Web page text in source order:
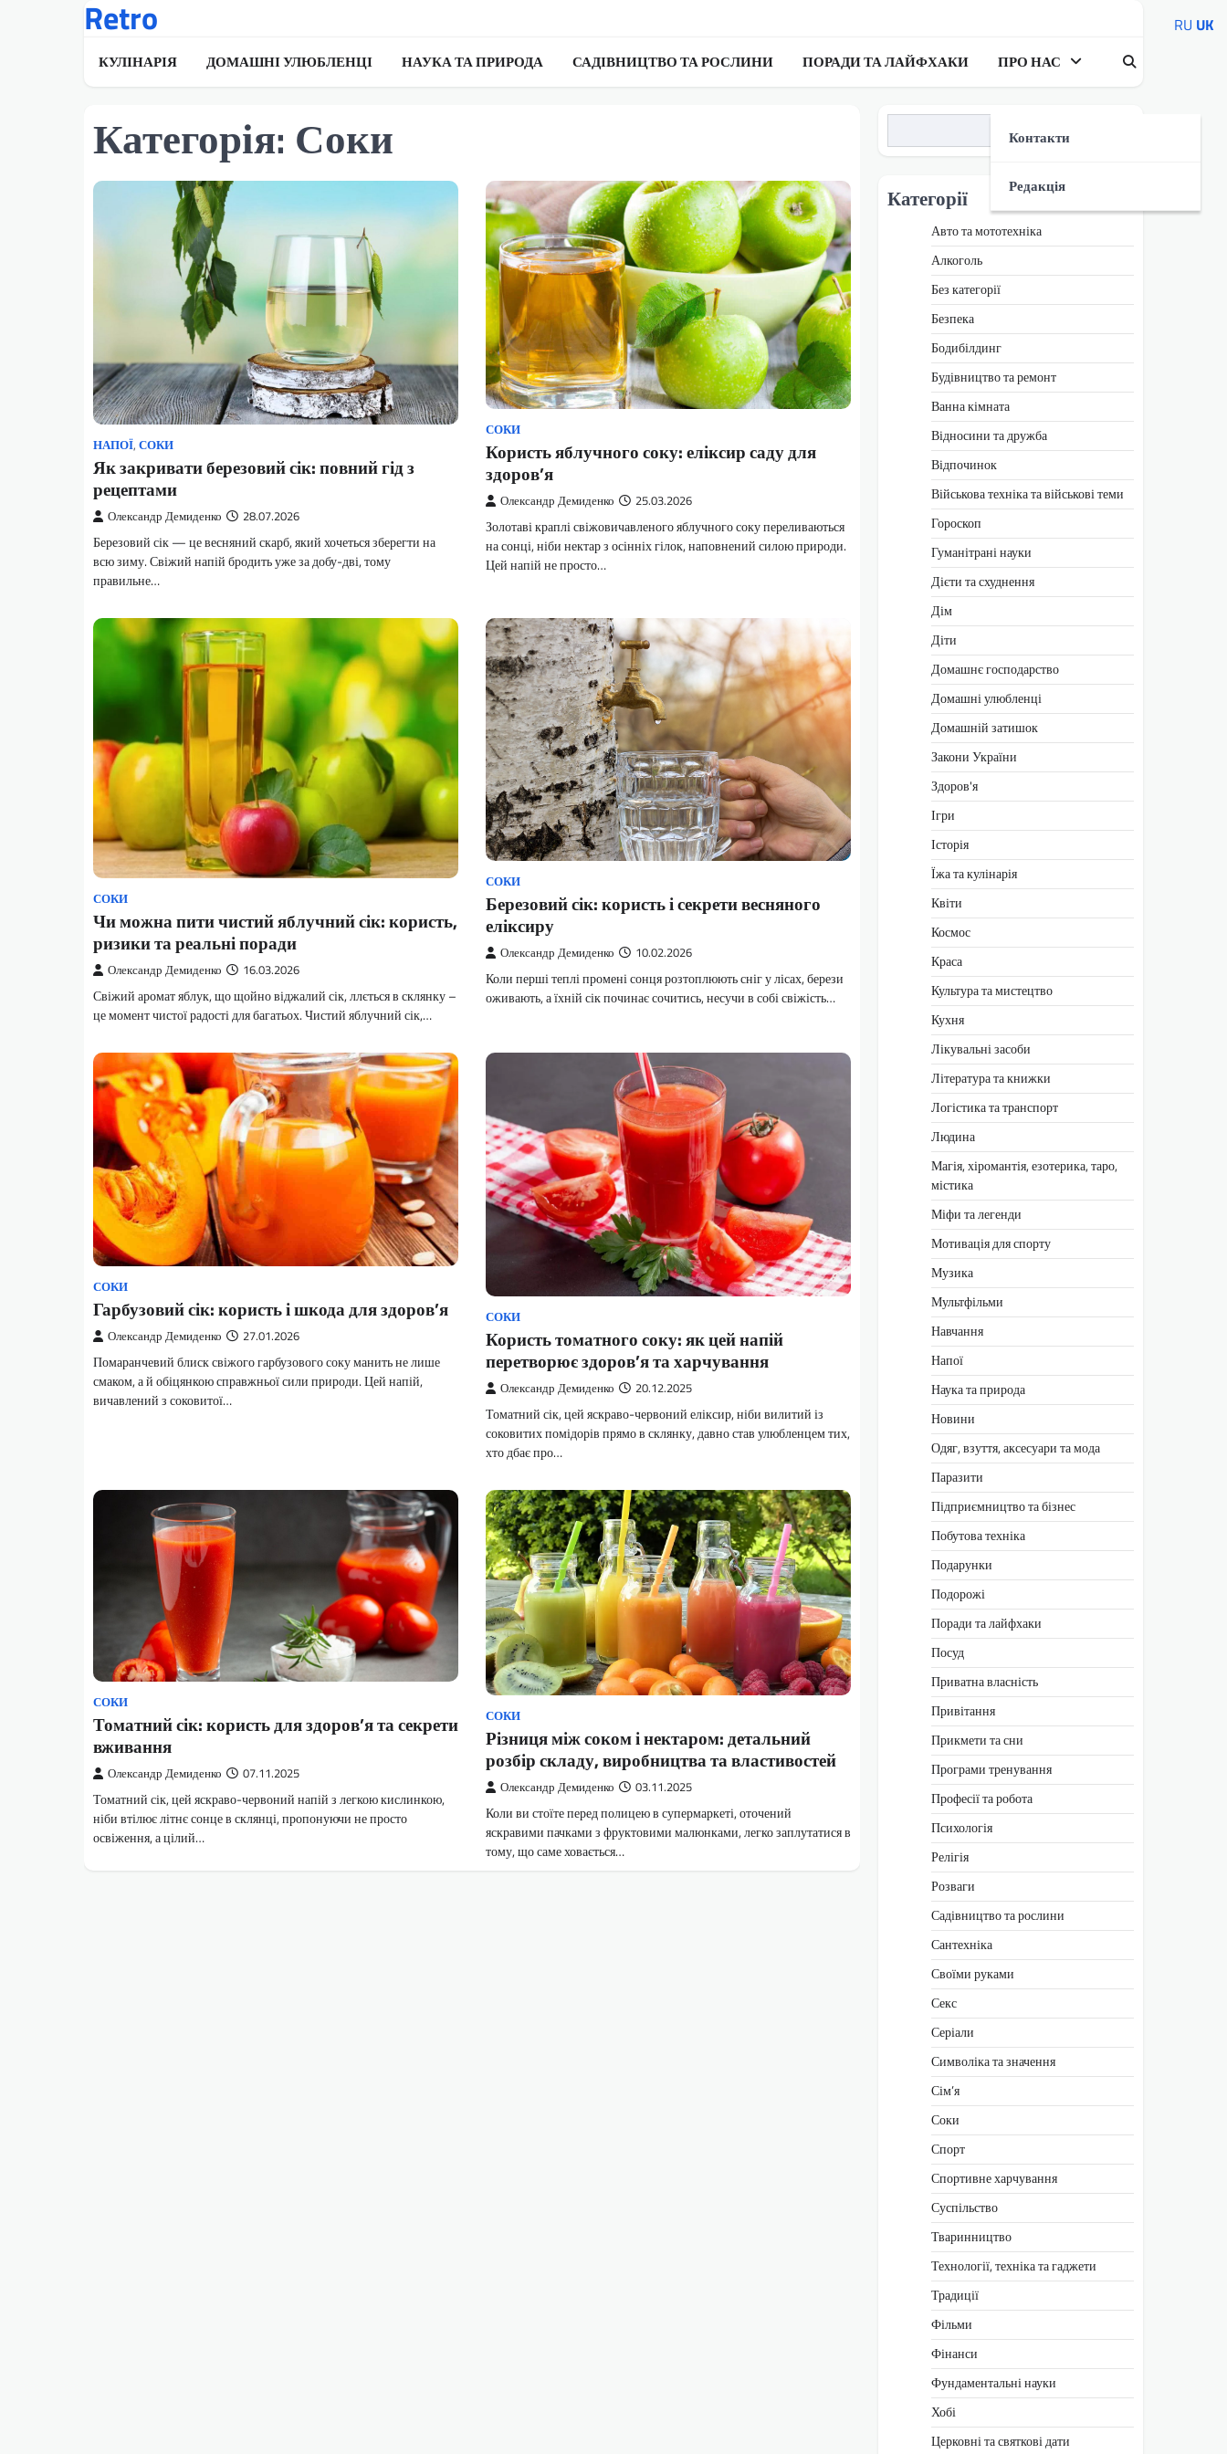
Retro
КУЛІНАРІЯ ДОМАШНІ УЛЮБЛЕНЦІ НАУКА ТА ПРИРОДА САДІВНИЦТВО ТА РОСЛИНИ ПОРАДИ ТА ЛАЙФХАКИ ПРО НАС
Контакти
Редакція
Категорія: Соки
НАПОЇ, СОКИ
Як закривати березовий сік: повний гід з
рецептами
Олександр Демиденко 28.07.2026
Березовий сік — це весняний скарб, який хочеться зберегти на
всю зиму. Свіжий напій бродить уже за добу-дві, тому
правильне…
СОКИ
Користь яблучного соку: еліксир саду для
здоров’я
Олександр Демиденко 25.03.2026
Золотаві краплі свіжовичавленого яблучного соку переливаються
на сонці, ніби нектар з осінніх гілок, наповнений силою природи.
Цей напій не просто…
СОКИ
Чи можна пити чистий яблучний сік: користь,
ризики та реальні поради
Олександр Демиденко 16.03.2026
Свіжий аромат яблук, що щойно віджалий сік, ллється в склянку –
це момент чистої радості для багатьох. Чистий яблучний сік,…
СОКИ
Березовий сік: користь і секрети весняного
еліксиру
Олександр Демиденко 10.02.2026
Коли перші теплі промені сонця розтоплюють сніг у лісах, берези
оживають, а їхній сік починає сочитись, несучи в собі свіжість…
СОКИ
Гарбузовий сік: користь і шкода для здоров’я
Олександр Демиденко 27.01.2026
Помаранчевий блиск свіжого гарбузового соку манить не лише
смаком, а й обіцянкою справжньої сили природи. Цей напій,
вичавлений з соковитої…
СОКИ
Користь томатного соку: як цей напій
перетворює здоров’я та харчування
Олександр Демиденко 20.12.2025
Томатний сік, цей яскраво-червоний еліксир, ніби вилитий із
соковитих помідорів прямо в склянку, давно став улюбленцем тих,
хто дбає про…
СОКИ
Томатний сік: користь для здоров’я та секрети
вживання
Олександр Демиденко 07.11.2025
Томатний сік, цей яскраво-червоний напій з легкою кислинкою,
ніби втілює літнє сонце в склянці, пропонуючи не просто
освіження, а цілий…
СОКИ
Різниця між соком і нектаром: детальний
розбір складу, виробництва та властивостей
Олександр Демиденко 03.11.2025
Коли ви стоїте перед полицею в супермаркеті, оточений
яскравими пачками з фруктовими малюнками, легко заплутатися в
тому, що саме ховається…
Категорії
Авто та мототехніка
Алкоголь
Без категорії
Безпека
Бодибілдинг
Будівництво та ремонт
Ванна кімната
Відносини та дружба
Відпочинок
Військова техніка та військові теми
Гороскоп
Гуманітрані науки
Дієти та схуднення
Дім
Діти
Домашнє господарство
Домашні улюбленці
Домашній затишок
Закони України
Здоров'я
Ігри
Історія
Їжа та кулінарія
Квіти
Космос
Краса
Культура та мистецтво
Кухня
Лікувальні засоби
Література та книжки
Логістика та транспорт
Людина
Магія, хіромантія, езотерика, таро,
містика
Міфи та легенди
Мотивація для спорту
Музика
Мультфільми
Навчання
Напої
Наука та природа
Новини
Одяг, взуття, аксесуари та мода
Паразити
Підприємництво та бізнес
Побутова техніка
Подарунки
Подорожі
Поради та лайфхаки
Посуд
Приватна власність
Привітання
Прикмети та сни
Програми тренування
Професії та робота
Психологія
Релігія
Розваги
Садівництво та рослини
Сантехніка
Своїми руками
Секс
Серіали
Символіка та значення
Сім’я
Соки
Спорт
Спортивне харчування
Суспільство
Тваринництво
Технології, техніка та гаджети
Традиції
Фільми
Фінанси
Фундаментальні науки
Хобі
Церковні та святкові дати
RU UK